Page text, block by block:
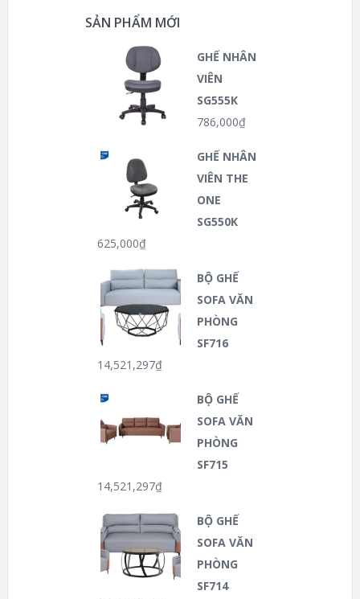
SẢN PHẨM MỚI
GHẾ NHÂN
VIÊN
SG555K
786,000₫
GHẾ NHÂN
VIÊN THE
ONE
SG550K
625,000₫
BỘ GHẾ
SOFA VĂN
PHÒNG
SF716
14,521,297₫
BỘ GHẾ
SOFA VĂN
PHÒNG
SF715
14,521,297₫
BỘ GHẾ
SOFA VĂN
PHÒNG
SF714